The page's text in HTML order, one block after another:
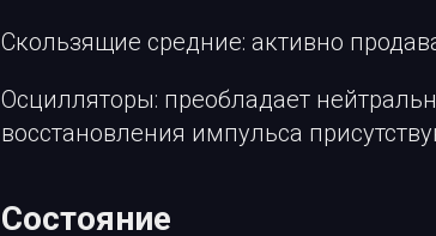
Скользящие средние: активно
Осцилляторы: преобладает
восстановления импульса
Состояние